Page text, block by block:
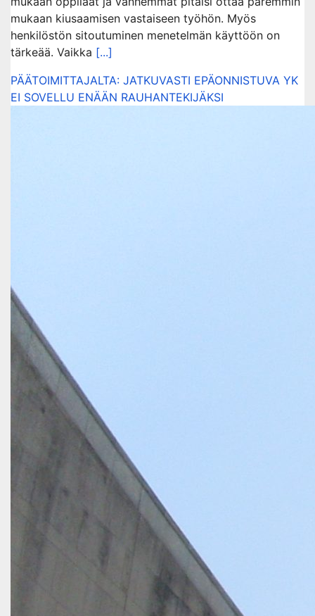
mukaan kiusaamisen vastaiseen työhön. Myös
henkilöstön sitoutuminen menetelmän käyttöön on
tärkeää. Vaikka [...]
PÄÄTOIMITTAJALTA: JATKUVASTI EPÄONNISTUVA YK
EI SOVELLU ENÄÄN RAUHANTEKIJÄKSI